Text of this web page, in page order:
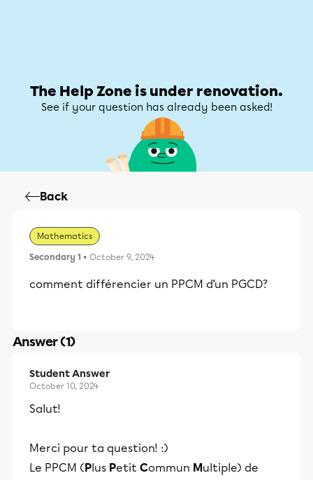
The Help Zone is under renovation.
See if your question has already been asked!
Back
Mathematics
Secondary 1 • October 9, 2024
comment différencier un PPCM d’un PGCD?
Answer (1)
Student Answer
October 10, 2024
Salut!
Merci pour ta question! :)
Le PPCM (Plus Petit Commun Multiple) de